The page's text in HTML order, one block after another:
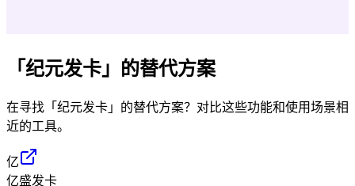
「纪元发卡 」的替代方案
在寻找「 纪元发卡 」的替代方案？对比这些功能和使用场景相
近的工具。
亿
亿盛发卡